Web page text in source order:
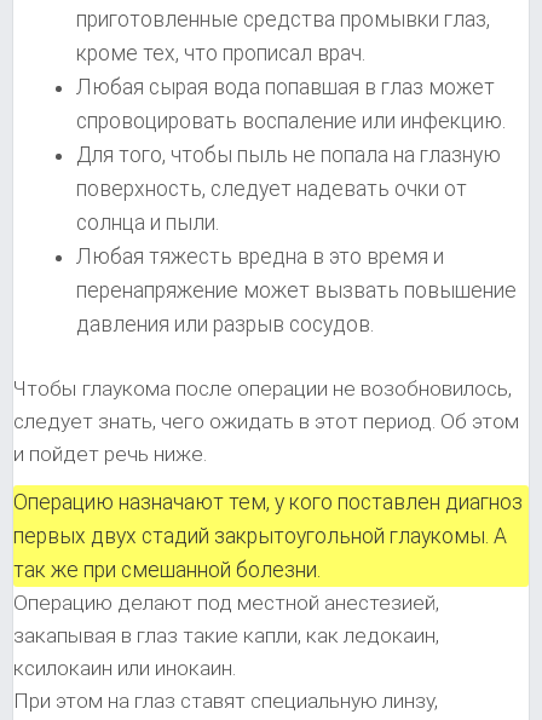
приготовленные средства промывки глаз,
кроме тех, что прописал врач.
Любая сырая вода попавшая в глаз может
спровоцировать воспаление или инфекцию.
Для того, чтобы пыль не попала на глазную
поверхность, следует надевать очки от
солнца и пыли.
Любая тяжесть вредна в это время и
перенапряжение может вызвать повышение
давления или разрыв сосудов.
Чтобы глаукома после операции не возобновилось,
следует знать, чего ожидать в этот период. Об этом
и пойдет речь ниже.
Операцию назначают тем, у кого поставлен диагноз
первых двух стадий закрытоугольной глаукомы. А
так же при смешанной болезни.
Операцию делают под местной анестезией,
закапывая в глаз такие капли, как ледокаин,
ксилокаин или инокаин.
При этом на глаз ставят специальную линзу,